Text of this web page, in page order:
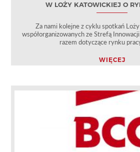
W LOŻY KATOWICKIEJ O
Za nami kolejne z cyklu spotkań
współorganizowanych ze Strefą
razem dotyczące rynku
WIĘCEJ